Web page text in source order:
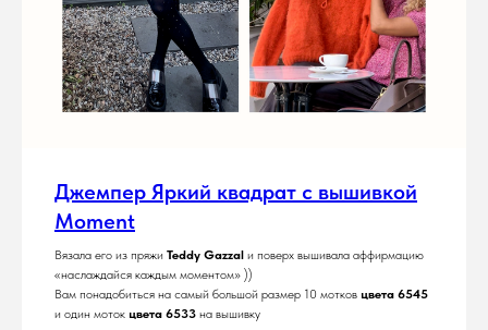
Джемпер Яркий квадрат с вышивкой
Moment
Вязала его из пряжи Teddy Gazzal и поверх вышивала аффирмацию
«наслаждайся каждым моментом» ))
Вам понадобиться на самый большой размер 10 мотков цвета 6545
и один моток цвета 6533 на вышивку